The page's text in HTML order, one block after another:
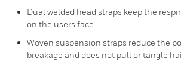
Dual welded head straps keep the
on the users face.
Woven suspension straps reduce the
breakage and does not pull or tangle